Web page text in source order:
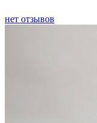
нет отзывов